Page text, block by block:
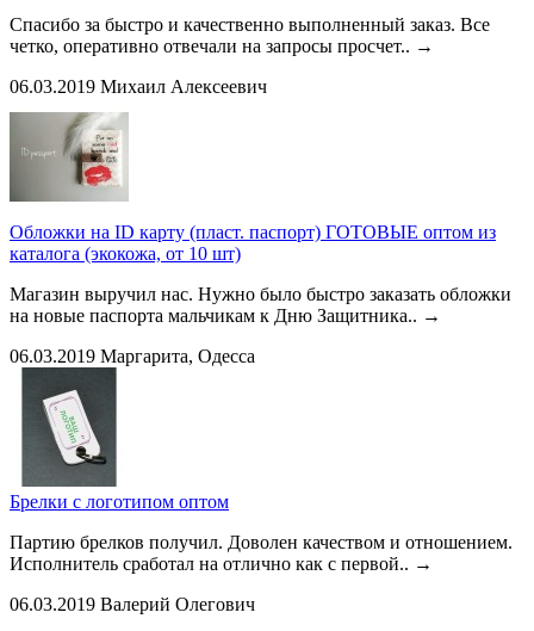
Спасибо за быстро и качественно выполненный заказ. Все
четко, оперативно отвечали на запросы просчет.. →
06.03.2019 Михаил Алексеевич
Обложки на ID карту (пласт. паспорт) ГОТОВЫЕ оптом из
каталога (экокожа, от 10 шт)
Магазин выручил нас. Нужно было быстро заказать обложки
на новые паспорта мальчикам к Дню Защитника.. →
06.03.2019 Маргарита, Одесса
Брелки с логотипом оптом
Партию брелков получил. Доволен качеством и отношением.
Исполнитель сработал на отлично как с первой.. →
06.03.2019 Валерий Олегович